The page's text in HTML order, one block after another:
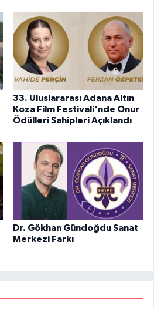
33. Uluslararası Adana Altın
Koza Film Festivali'nde Onur
Ödülleri Sahipleri Açıklandı
Dr. Gökhan Gündoğdu Sanat
Merkezi Farkı